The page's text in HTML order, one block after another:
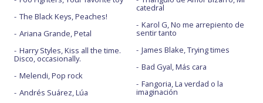
The Black Keys, Peaches!
Ariana Grande, Petal
Harry Styles, Kiss all the time.
Disco, occasionally.
Melendi, Pop rock
Andrés Suárez, Lúa
catedral
Karol G, No me arrepiento de
sentir tanto
James Blake, Trying times
Bad Gyal, Más cara
Fangoria, La verdad o la
imaginación